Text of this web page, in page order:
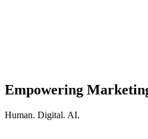
Empowering
Human. Digital. AI.